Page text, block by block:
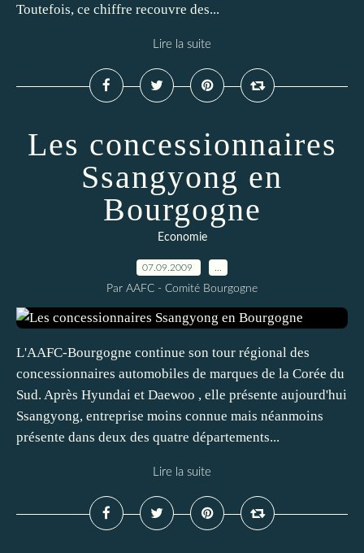
Toutefois, ce chiffre recouvre des...
Lire la suite
Les concessionnaires
Ssangyong en
Bourgogne
Economie
07.09.2009
Par AAFC - Comité Bourgogne
L'AAFC-Bourgogne continue son tour régional des
concessionnaires automobiles de marques de la Corée du
Sud. Après Hyundai et Daewoo , elle présente aujourd'hui
Ssangyong, entreprise moins connue mais néanmoins
présente dans deux des quatre départements...
Lire la suite